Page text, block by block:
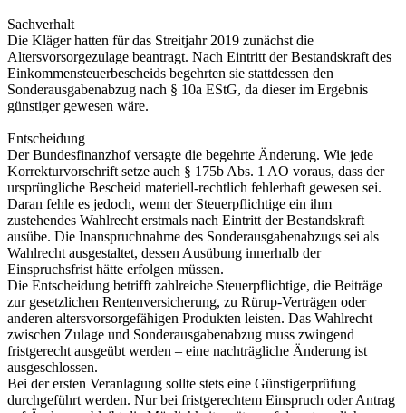
Sachverhalt
Die Kläger hatten für das Streitjahr 2019 zunächst die
Altersvorsorgezulage beantragt. Nach Eintritt der Bestandskraft des
Einkommensteuerbescheids begehrten sie stattdessen den
Sonderausgabenabzug nach § 10a EStG, da dieser im Ergebnis
günstiger gewesen wäre.
Entscheidung
Der Bundesfinanzhof versagte die begehrte Änderung. Wie jede
Korrekturvorschrift setze auch § 175b Abs. 1 AO voraus, dass der
ursprüngliche Bescheid materiell-rechtlich fehlerhaft gewesen sei.
Daran fehle es jedoch, wenn der Steuerpflichtige ein ihm
zustehendes Wahlrecht erstmals nach Eintritt der Bestandskraft
ausübe. Die Inanspruchnahme des Sonderausgabenabzugs sei als
Wahlrecht ausgestaltet, dessen Ausübung innerhalb der
Einspruchsfrist hätte erfolgen müssen.
Die Entscheidung betrifft zahlreiche Steuerpflichtige, die Beiträge
zur gesetzlichen Rentenversicherung, zu Rürup-Verträgen oder
anderen altersvorsorgefähigen Produkten leisten. Das Wahlrecht
zwischen Zulage und Sonderausgabenabzug muss zwingend
fristgerecht ausgeübt werden – eine nachträgliche Änderung ist
ausgeschlossen.
Bei der ersten Veranlagung sollte stets eine Günstigerprüfung
durchgeführt werden. Nur bei fristgerechtem Einspruch oder Antrag